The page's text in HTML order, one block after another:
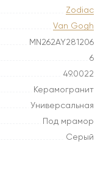
Zodiac
Van Gogh
MN262AY281206
6
49.0022
Керамогранит
Универсальная
Под мрамор
Серый